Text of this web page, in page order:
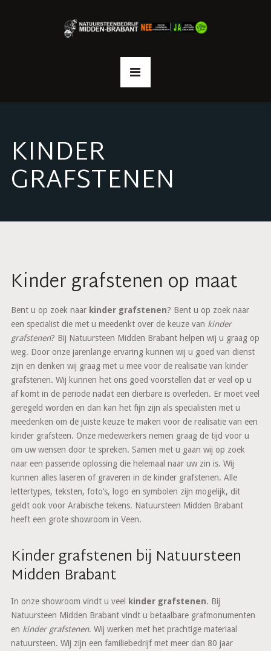
KINDER
GRAFSTENEN
Kinder grafstenen op maat
Bent u op zoek naar kinder grafstenen? Bent u op zoek naar
een specialist die met u meedenkt over de keuze van kinder
grafstenen? Bij Natuursteen Midden Brabant helpen wij u graag op
weg. Door onze jarenlange ervaring kunnen wij u goed van dienst
zijn en denken wij graag met u mee voor de realisatie van kinder
grafstenen. Wij kunnen het ons goed voorstellen dat er veel op u
af komt in de periode nadat een dierbare is overleden. Er moet veel
geregeld worden en dan kan het fijn zijn als specialisten met u
meedenken om de juiste keuze te maken voor de realisatie van een
kinder grafsteen. Onze medewerkers nemen graag de tijd voor u
om uw wensen door te spreken. Samen met u gaan wij op zoek
naar een passende oplossing die helemaal naar uw zin is. Wij
kunnen alles laseren of graveren in de kinder grafstenen. Alle
lettertypes, teksten, foto’s, logo en symbolen zijn mogelijk, dit
geldt ook voor Arabische tekens. Natuursteen Midden Brabant
heeft een grote showroom in Veen.
Kinder grafstenen bij Natuursteen
Midden Brabant
In onze showroom vindt u veel kinder grafstenen. Bij
Natuursteen Midden Brabant vindt u betaalbare grafmonumenten
en kinder grafstenen. Wij werken met het prachtige materiaal
natuursteen. Wij zijn een familiebedrijf met meer dan 80 jaar